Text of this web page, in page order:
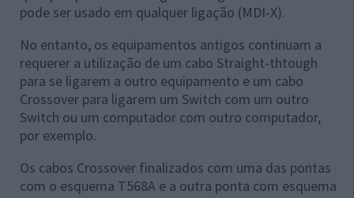
pode ser usado em qualquer ligação (MDI-X).
No entanto, os equipamentos antigos continuam a
requerer a utilização de um cabo Straight-thtough
para se ligarem a outro equipamento e um cabo
Crossover para ligarem um Switch com um outro
Switch ou um computador com outro computador,
por exemplo.
Os cabos Crossover finalizados com uma das pontas
com o esquema T568A e a outra ponta com esquema